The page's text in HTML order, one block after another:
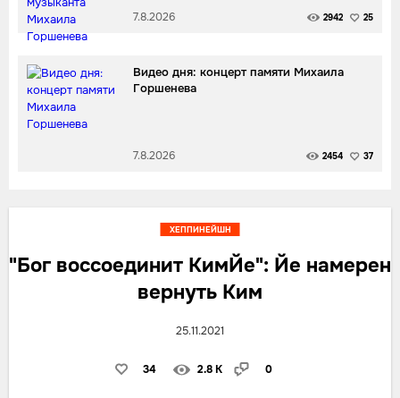
7.8.2026 2942 25
Видео дня: концерт памяти Михаила
Горшенева
7.8.2026 2454 37
"Бог воссоединит КимЙе": Йе намерен
вернуть Ким
25.11.2021
34 2.8 K 0
ХЕППИНЕЙШН